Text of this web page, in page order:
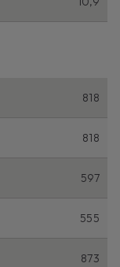
818
818
597
555
873